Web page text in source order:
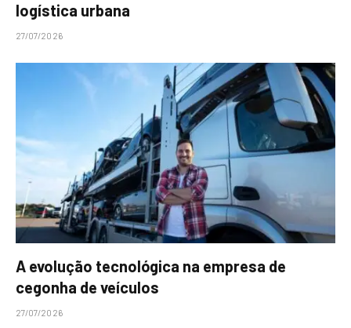
logística urbana
27/07/2026
A evolução tecnológica na empresa de
cegonha de veículos
27/07/2026